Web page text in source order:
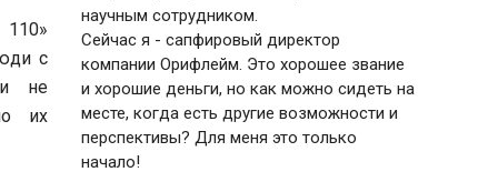
110»
с
не
их
научным сотрудником.
Сейчас я - сапфировый директор
компании Орифлейм. Это хорошее звание
и хорошие деньги, но как можно сидеть на
месте, когда есть другие возможности и
перспективы? Для меня это только
начало!